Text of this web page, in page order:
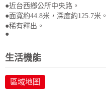
●近台西鄉公所中央路。
●面寬約44.8米，深度約125.7米。
●稀有釋出。
●
生活機能
區域地圖政府金融